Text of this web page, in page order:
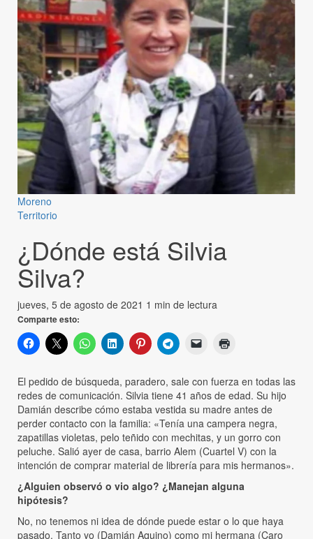
Moreno
Territorio
¿Dónde está Silvia
Silva?
jueves, 5 de agosto de 2021 1 min de lectura
Comparte esto:
El pedido de búsqueda, paradero, sale con fuerza en todas las
redes de comunicación. Silvia tiene 41 años de edad. Su hijo
Damián describe cómo estaba vestida su madre antes de
perder contacto con la familia: «Tenía una campera negra,
zapatillas violetas, pelo teñido con mechitas, y un gorro con
peluche. Salió ayer de casa, barrio Alem (Cuartel V) con la
intención de comprar material de librería para mis hermanos».
¿Alguien observó o vio algo? ¿Manejan alguna
hipótesis?
No, no tenemos ni idea de dónde puede estar o lo que haya
pasado. Tanto yo (Damián Aquino) como mi hermana (Caro